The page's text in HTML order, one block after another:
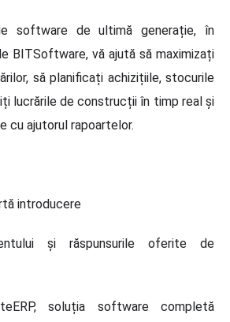
software de ultimă generație, în
BITSoftware, vă ajută să maximizați
să planificați achizițiile, stocurile
lucrările de construcții în timp real și
cu ajutorul rapoartelor.
introducere
și răspunsurile oferite de
soluția software completă